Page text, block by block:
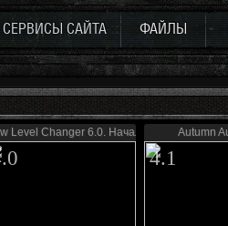
СЕРВИСЫ САЙТА ФАЙЛЫ
Level Changer 6.0. Начало Autumn
4.1